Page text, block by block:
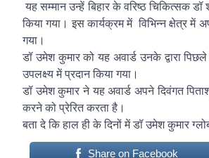
यह सम्मान उन्हें बिहार के वरिष्ठ चिकित्सक
किया गया। इस कार्यक्रम में विभिन्न क्षेत्र में
गया।
डॉ उमेश कुमार को यह अवार्ड उनके द्वारा
उपलक्ष्य में प्रदान किया गया।
डॉ उमेश कुमार ने यह अवार्ड अपने दिवंगत
करने को प्रेरित करता है।
बता दे कि हाल ही के दिनों में डॉ उमेश कुमार
Share on Facebook